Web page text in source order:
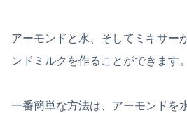
アーモンドと水、そしてミキサー
ンドミルクを作ることができます。
一番簡単な方法は、アーモンドを